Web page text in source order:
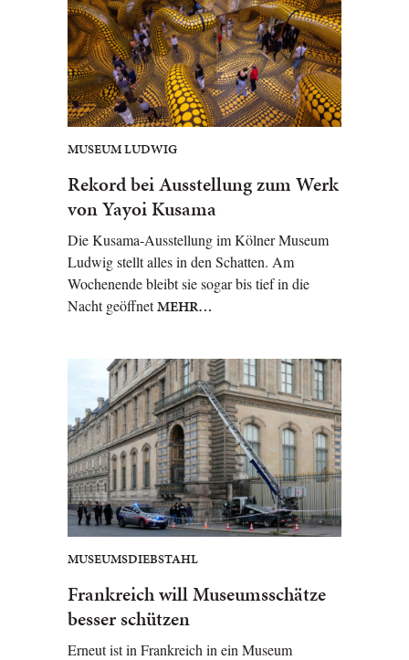
MUSEUM LUDWIG
Rekord bei Ausstellung zum Werk
von Yayoi Kusama
Die Kusama-Ausstellung im Kölner Museum
Ludwig stellt alles in den Schatten. Am
Wochenende bleibt sie sogar bis tief in die
Nacht geöffnetMEHR…
MUSEUMSDIEBSTAHL
Frankreich will Museumsschätze
besser schützen
Erneut ist in Frankreich in ein Museum